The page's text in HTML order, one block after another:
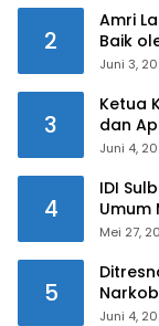
2
Amri
Baik
Juni 3,
3
Ketua
dan
Juni 4,
4
IDI
Umum
Mei 27,
5
Juni 4,